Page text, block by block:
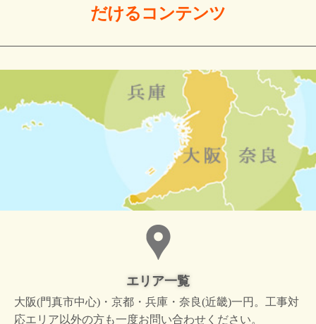
だけるコンテンツ
エリア一覧
大阪(門真市中心)・京都・兵庫・奈良(近畿)一円。工事対
応エリア以外の方も一度お問い合わせください。